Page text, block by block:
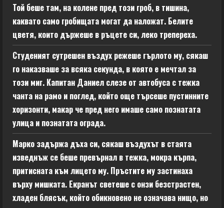
Той беше там, на колене пред този гроб, в тишина,
каквато само гробищата могат да наложат. Белите
цветя, които държеше в ръцете си, леко трепереха.
Студеният сутрешен въздух режеше гърлото му, сякаш
го наказваше за всяка секунда, в която е мечтал за
този миг. Капитан Даниел слезе от автобуса с тежка
чанта на рамо и поглед, който още търсеше пустинните
хоризонти, макар че пред него имаше само познатата
улица и познатата ограда.
Марко задържа дъха си, сякаш въздухът в стаята
изведнъж се беше превърнал в тежка, мокра кърпа,
притисната към лицето му. Пръстите му застинаха
върху мишката. Екранът светеше с онзи безстрастен,
хладен блясък, който обикновено не означава нищо, но